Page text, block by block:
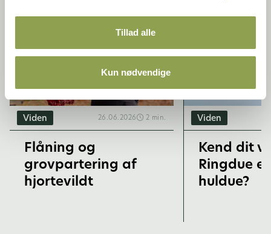
Tillad alle
Kun nødvendige
Viden 26.06.2026 2 min.
Flåning og
grovpartering af
hjortevildt
Viden
Kend dit
Ringdue
huldue?